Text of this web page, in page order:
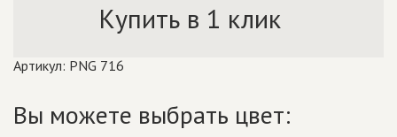
Купить в 1 клик
Артикул: PNG 716
Вы можете выбрать цвет: